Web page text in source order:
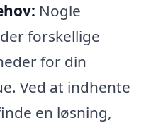
Nogle
forskellige
for din
Ved at indhente
en løsning,